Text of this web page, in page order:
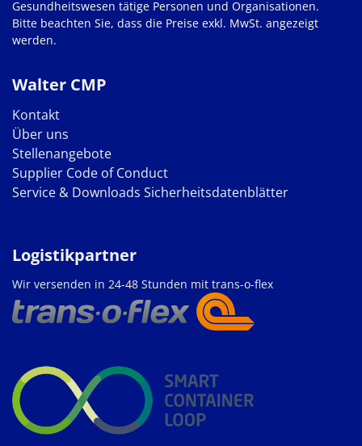
Walter CMP
Kontakt
Über uns
Stellenangebote
Supplier Code of Conduct
Service & Downloads Sicherheitsdatenblätter
Gesundheitswesen tätige Personen und Organisationen.
Bitte beachten Sie, dass die Preise exkl. MwSt. angezeigt
werden.
Logistikpartner
Wir versenden in 24-48 Stunden mit trans-o-flex